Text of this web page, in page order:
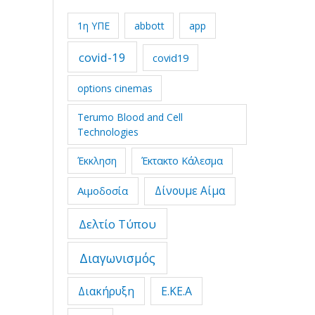
1η ΥΠΕ abbott app
covid-19 covid19
options cinemas
Terumo Blood and Cell
Technologies
Έκκληση Έκτακτο Κάλεσμα
Αιμοδοσία Δίνουμε Αίμα
Δελτίο Τύπου
Διαγωνισμός
Διακήρυξη Ε.ΚΕ.Α